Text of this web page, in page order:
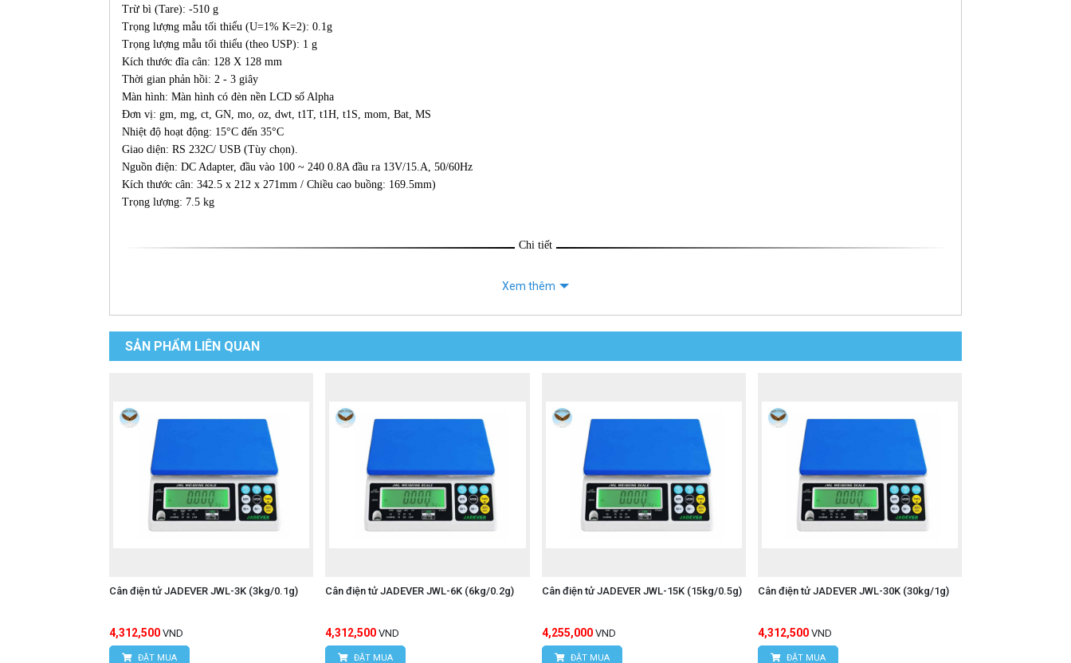
Trừ bì (Tare): -510 g
Trọng lượng mẫu tối thiểu (U=1% K=2): 0.1g
Trọng lượng mẫu tối thiểu (theo USP): 1 g
Kích thước đĩa cân: 128 X 128 mm
Thời gian phản hồi: 2 - 3 giây
Màn hình: Màn hình có đèn nền LCD số Alpha
Đơn vị: gm, mg, ct, GN, mo, oz, dwt, t1T, t1H, t1S, mom, Bat, MS
Nhiệt độ hoạt động: 15°C đến 35°C
Giao diện: RS 232C/ USB (Tùy chọn).
Nguồn điện: DC Adapter, đầu vào 100 ~ 240 0.8A đầu ra 13V/15.A, 50/60Hz
Kích thước cân: 342.5 x 212 x 271mm / Chiều cao buồng: 169.5mm)
Trọng lượng: 7.5 kg
Chi tiết
Xem thêm
SẢN PHẨM LIÊN QUAN
Cân điện tử JADEVER JWL-3K (3kg/0.1g)
4,312,500 VND
ĐẶT MUA
Cân điện tử JADEVER JWL-6K (6kg/0.2g)
4,312,500 VND
ĐẶT MUA
Cân điện tử JADEVER JWL-15K (15kg/0.5g)
4,255,000 VND
ĐẶT MUA
Cân điện tử JADEVER JWL-30K (30kg/1g)
4,312,500 VND
ĐẶT MUA